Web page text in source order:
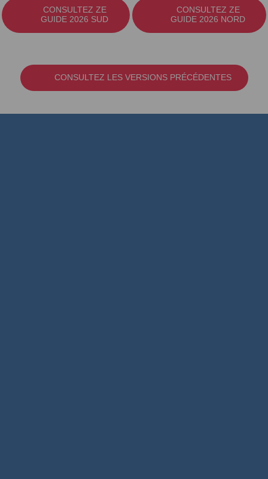
CONSULTEZ ZE
GUIDE 2026 SUD
CONSULTEZ ZE
GUIDE 2026 NORD
CONSULTEZ LES VERSIONS PRÉCÉDENTES